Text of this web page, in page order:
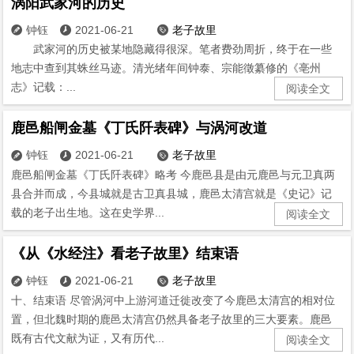
 钟钰  2021-06-21  老子故里
武家河的历史被某地隐藏得很深。笔者费劲周折，终于在一些
地志中查到其蛛丝马迹。清光绪年间钟泰、宗能徵纂修的《亳州
志》记载：...
阅读全文
鹿邑船闸金墓《丁氏阡表碑》与涡河改道
 钟钰  2021-06-21  老子故里
鹿邑船闸金墓《丁氏阡表碑》略考 今鹿邑县是由元鹿邑与元卫真两
县合并而成，今县城就是古卫真县城，鹿邑太清宫就是《史记》记
载的老子出生地。这在史学界...
阅读全文
《从《水经注》看老子故里》结束语
 钟钰  2021-06-21  老子故里
十、结束语 尽管涡河中上游河道迁徙改变了今鹿邑太清宫的相对位
置，但北魏时期的鹿邑太清宫仍然具备老子故里的三大要素。鹿邑
既有古代文献为证，又有历代...
阅读全文